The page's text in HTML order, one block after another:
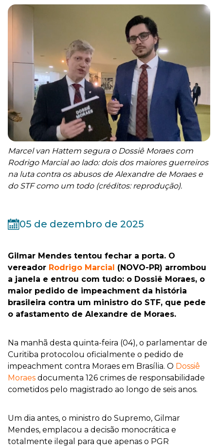
Marcel van Hattem segura o Dossiê Moraes com
Rodrigo Marcial ao lado: dois dos maiores guerreiros
na luta contra os abusos de Alexandre de Moraes e
do STF como um todo (créditos: reprodução).
05 de dezembro de 2025
Gilmar Mendes tentou fechar a porta. O
vereador Rodrigo Marcial (NOVO-PR) arrombou
a janela e entrou com tudo: o Dossiê Moraes, o
maior pedido de impeachment da história
brasileira contra um ministro do STF, que pede
o afastamento de Alexandre de Moraes.
Na manhã desta quinta-feira (04), o parlamentar de
Curitiba protocolou oficialmente o pedido de
impeachment contra Moraes em Brasília. O Dossiê
Moraes documenta 126 crimes de responsabilidade
cometidos pelo magistrado ao longo de seis anos.
Um dia antes, o ministro do Supremo, Gilmar
Mendes, emplacou a decisão monocrática e
totalmente ilegal para que apenas o PGR